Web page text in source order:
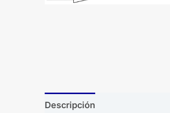
Descripción